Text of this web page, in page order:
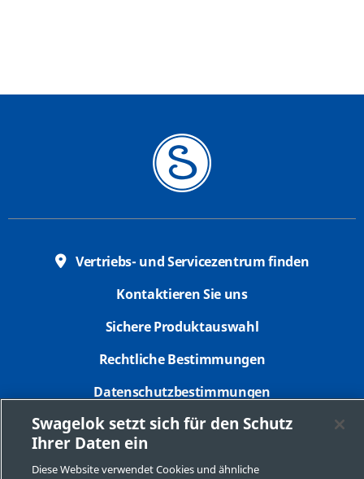
Vertriebs- und Servicezentrum finden
Kontaktieren Sie uns
Sichere Produktauswahl
Rechtliche Bestimmungen
Datenschutzbestimmungen
Impressum
Swagelok setzt sich für den Schutz
Ihrer Daten ein
Diese Website verwendet Cookies und ähnliche